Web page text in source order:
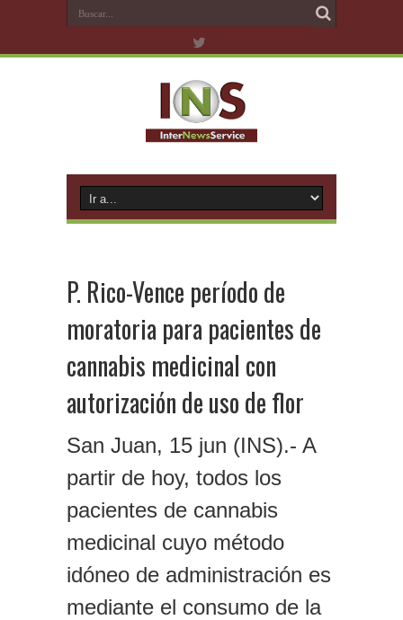
P. Rico-Vence período de
moratoria para pacientes de
cannabis medicinal con
autorización de uso de flor
San Juan, 15 jun (INS).- A
partir de hoy, todos los
pacientes de cannabis
medicinal cuyo método
idóneo de administración es
mediante el consumo de la